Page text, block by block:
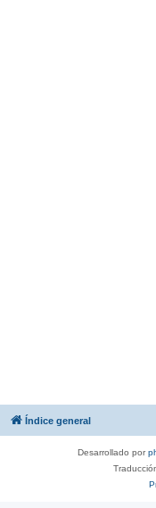
Índice general
Desarrollado por